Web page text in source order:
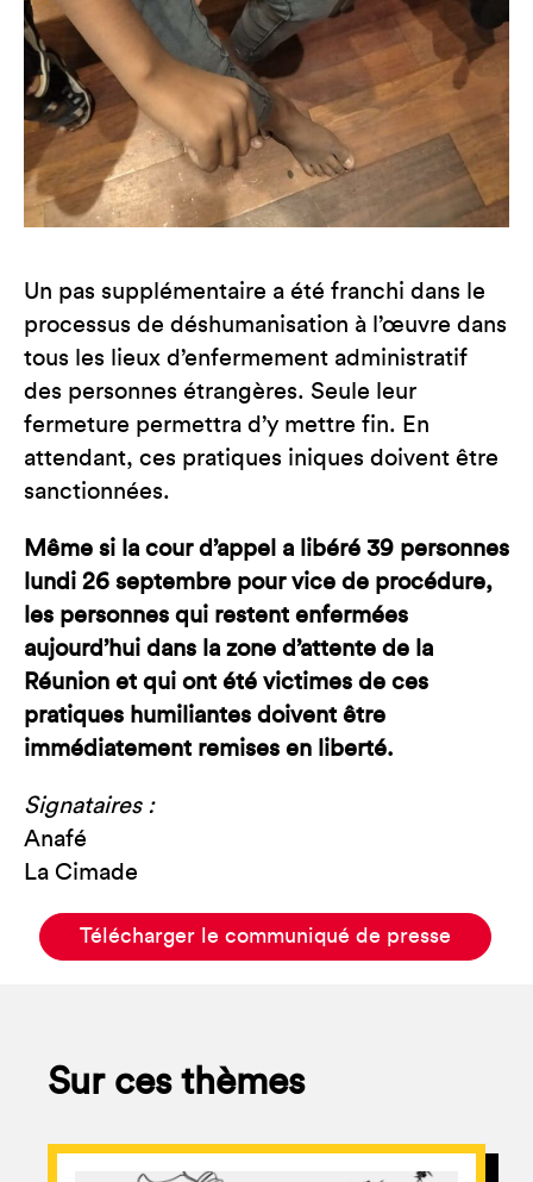
Un pas supplémentaire a été franchi dans le
processus de déshumanisation à l’œuvre dans
tous les lieux d’enfermement administratif
des personnes étrangères. Seule leur
fermeture permettra d’y mettre fin. En
attendant, ces pratiques iniques doivent être
sanctionnées.
Même si la cour d’appel a libéré 39 personnes
lundi 26 septembre pour vice de procédure,
les personnes qui restent enfermées
aujourd’hui dans la zone d’attente de la
Réunion et qui ont été victimes de ces
pratiques humiliantes doivent être
immédiatement remises en liberté.
Signataires :
Anafé
La Cimade
Télécharger le communiqué de presse
Sur ces thèmes